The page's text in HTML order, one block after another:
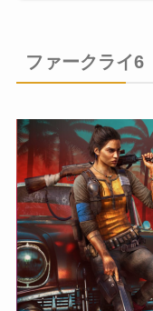
ファークライ6